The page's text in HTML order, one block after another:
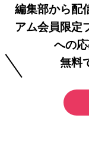
編集部から配
アム会員限定
への
無料